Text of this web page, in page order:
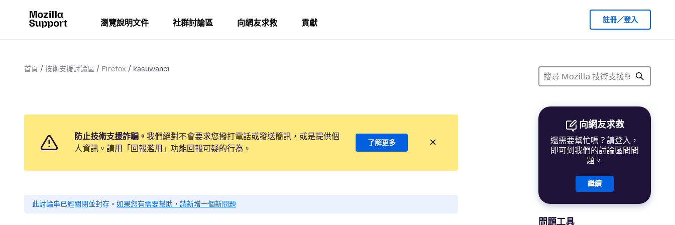
瀏覽說明文件 社群討論區 向網友求救 貢獻 註冊／登入
首頁 技術支援討論區 Firefox kasuwanci
向網友求救
還需要幫忙嗎？請登入，
即可到我們的討論區問問
題。
繼續
問題工具
防止技術支援詐騙。 我們絕對不會要求您撥打電話或發送簡訊，或是提供個
人資訊。請用「回報濫用」功能回報可疑的行為。
了解更多
此討論串已經關閉並封存。 如果您有需要幫助，請新增一個新問題